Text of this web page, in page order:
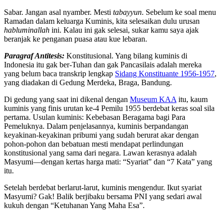
Sabar. Jangan asal nyamber. Mesti tabayyun. Sebelum ke soal menu
Ramadan dalam keluarga Kuminis, kita selesaikan dulu urusan
habluminallah ini. Kalau ini gak selesai, sukar kamu saya ajak
beranjak ke penganan puasa atau kue lebaran.
Paragraf Antitesis: Konstitusional. Yang bilang kuminis di
Indonesia itu gak ber-Tuhan dan gak Pancasilais adalah mereka
yang belum baca transkrip lengkap Sidang Konstituante 1956-1957,
yang diadakan di Gedung Merdeka, Braga, Bandung.
Di gedung yang saat ini dikenal dengan Museum KAA itu, kaum
kuminis yang finis urutan ke-4 Pemilu 1955 berdebat keras soal sila
pertama. Usulan kuminis: Kebebasan Beragama bagi Para
Pemeluknya. Dalam penjelasannya, kuminis berpandangan
keyakinan-keyakinan pribumi yang sudah berurat akar dengan
pohon-pohon dan bebatuan mesti mendapat perlindungan
konstitusional yang sama dari negara. Lawan kerasnya adalah
Masyumi—dengan kertas harga mati: “Syariat” dan “7 Kata” yang
itu.
Setelah berdebat berlarut-larut, kuminis mengendur. Ikut syariat
Masyumi? Gak! Balik berjibaku bersama PNI yang sedari awal
kukuh dengan “Ketuhanan Yang Maha Esa”.